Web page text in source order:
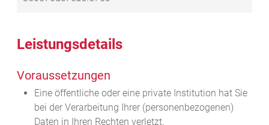
Leistungsdetails
Voraussetzungen
Eine öffentliche oder eine private Institution hat Sie
bei der Verarbeitung Ihrer (personenbezogenen)
Daten in Ihren Rechten verletzt.